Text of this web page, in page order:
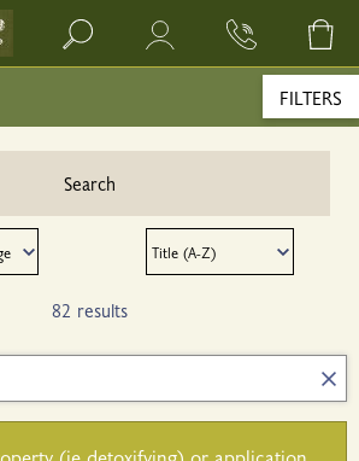
FILTERS
Search
82 results